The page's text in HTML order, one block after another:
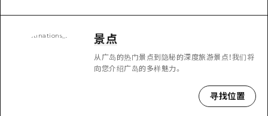
骑自行车
购物
广岛市内
安艺
答对了
答對了
美北
应时信息
有用的信息
景点
从广岛的热门景点到隐秘的深度旅游景点！我们将
向您介绍广岛的多样魅力。
寻找位置